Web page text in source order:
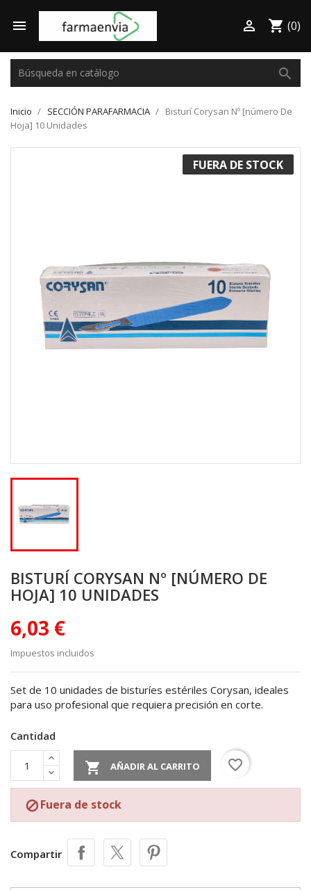
 shopping_cart (0)

search
Inicio SECCIÓN PARAFARMACIA
Bisturí Corysan Nº [número De
Hoja] 10 Unidades
FUERA DE STOCK
BISTURÍ CORYSAN Nº [NÚMERO DE
HOJA] 10 UNIDADES
6,03 €
Impuestos incluidos
Set de 10 unidades de bisturíes estériles Corysan, ideales
para uso profesional que requiera precisión en corte.
Cantidad
 AÑADIR AL CARRITO favorite_border
 Fuera de stock
Compartir